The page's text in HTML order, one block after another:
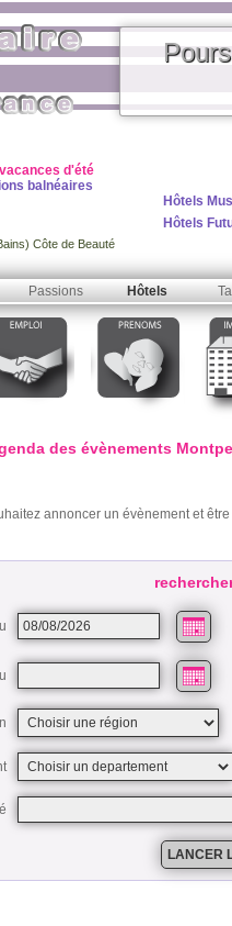
d'été
balnéaires
Côte de Beauté
Hôtels
Hôtels
Passions Hôtels
des évènements
annoncer un évènement et